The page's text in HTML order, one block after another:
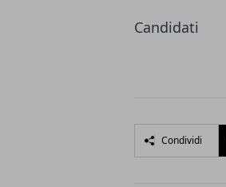
Candidati
Condividi